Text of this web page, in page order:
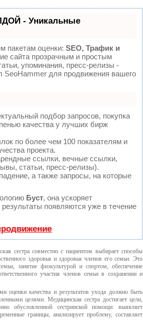
- Уникальные
пакетам оценки: SEO, Трафик и
сайта прозрачным и простым
упоминания, пресс-релизы -
SeoHammer для продвижения вашего
подбор запросов, покупка
качества у лучших бирж
по более чем 100 показателям и
проекта.
ссылки, вечные ссылки,
статьи, пресс-релизы).
а также запросы, на которые
Буст, она ускоряет
появляются уже в течение
сестра совместно с пациентом выбирает способы
здоровья и здоровья членов его семьи. Это
занятие физкультурой и спортом, обеспечение
участия членов семьи в сохранении и
оценки качества и результатов ухода должно быть
целями. Медицинская сестра достигает цели,
обусловленной сестринской помощи: выявляет
границы, анализирует проблему, составляет